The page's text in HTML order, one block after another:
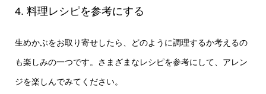
4. 料理レシピを参考にする
生めかぶをお取り寄せしたら、どのように調理するか考えるの
も楽しみの一つです。さまざまなレシピを参考にして、アレン
ジを楽しんでみてください。